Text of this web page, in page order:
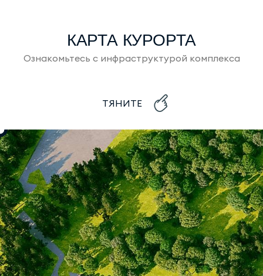
КАРТА КУРОРТА
Ознакомьтесь с инфраструктурой комплекса
ТЯНИТЕ